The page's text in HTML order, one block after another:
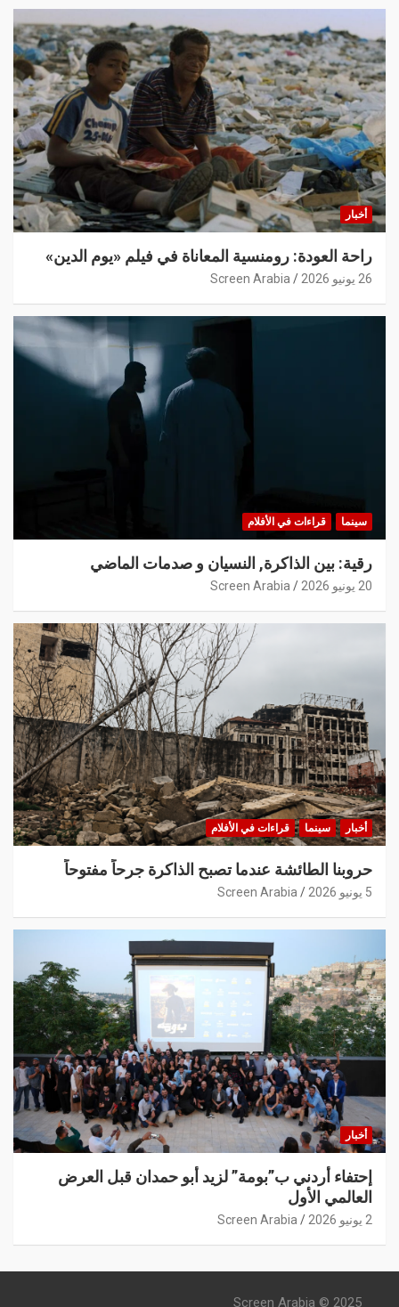
أخبار
راحة العودة: رومنسية المعاناة في فيلم «يوم الدين»
26 يونيو 2026 Screen Arabia
سينما قراءات في الأفلام
رقية: بين الذاكرة, النسيان و صدمات الماضي
20 يونيو 2026 Screen Arabia
أخبار سينما قراءات في الأفلام
حروبنا الطائشة عندما تصبح الذاكرة جرحاً مفتوحاً
5 يونيو 2026 Screen Arabia
أخبار
إحتفاء أردني ب”بومة” لزيد أبو حمدان قبل العرض
العالمي الأول
2 يونيو 2026 Screen Arabia
Screen Arabia © 2025